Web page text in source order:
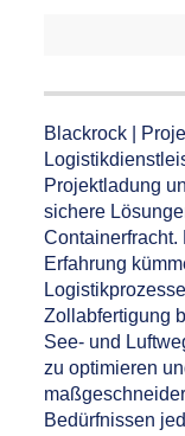
Blackrock |
Projektladung
sichere
Containerfracht.
Erfahrung
Zollabfertigung
See- und
zu optimieren
Bedürfnissen